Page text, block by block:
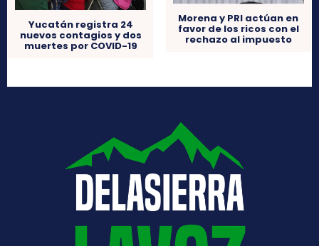
Yucatán registra 24
nuevos contagios y dos
muertes por COVID-19
Morena y PRI actúan en
favor de los ricos con el
rechazo al impuesto